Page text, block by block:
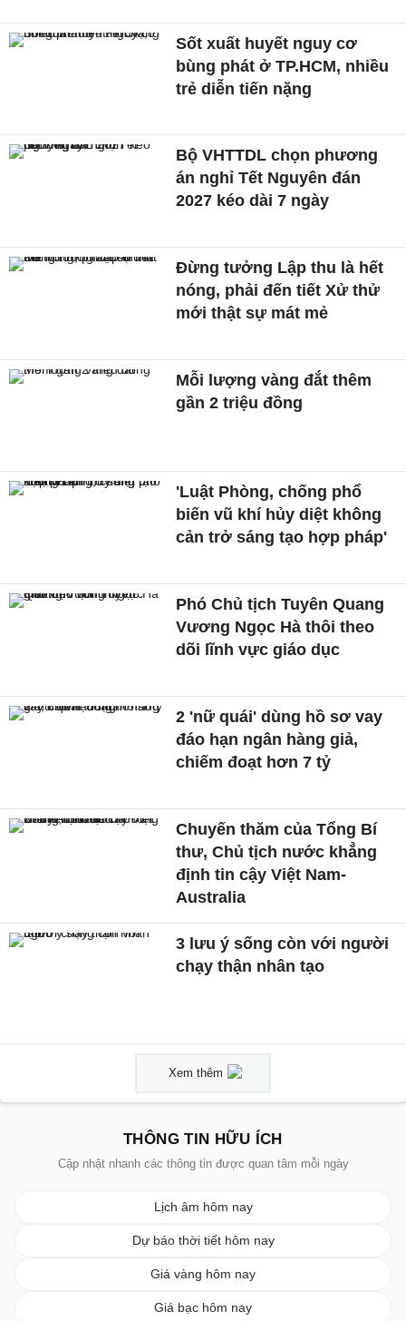
Sốt xuất huyết nguy cơ
bùng phát ở TP.HCM, nhiều
trẻ diễn tiến nặng
Bộ VHTTDL chọn phương
án nghỉ Tết Nguyên đán
2027 kéo dài 7 ngày
Đừng tưởng Lập thu là hết
nóng, phải đến tiết Xử thử
mới thật sự mát mẻ
Mỗi lượng vàng đắt thêm
gần 2 triệu đồng
'Luật Phòng, chống phổ
biến vũ khí hủy diệt không
cản trở sáng tạo hợp pháp'
Phó Chủ tịch Tuyên Quang
Vương Ngọc Hà thôi theo
dõi lĩnh vực giáo dục
2 'nữ quái' dùng hồ sơ vay
đáo hạn ngân hàng giả,
chiếm đoạt hơn 7 tỷ
Chuyến thăm của Tổng Bí
thư, Chủ tịch nước khẳng
định tin cậy Việt Nam-
Australia
3 lưu ý sống còn với người
chạy thận nhân tạo
Xem thêm
THÔNG TIN HỮU ÍCH
Cập nhật nhanh các thông tin được quan tâm mỗi ngày
Lịch âm hôm nay
Dự báo thời tiết hôm nay
Giá vàng hôm nay
Giá bạc hôm nay